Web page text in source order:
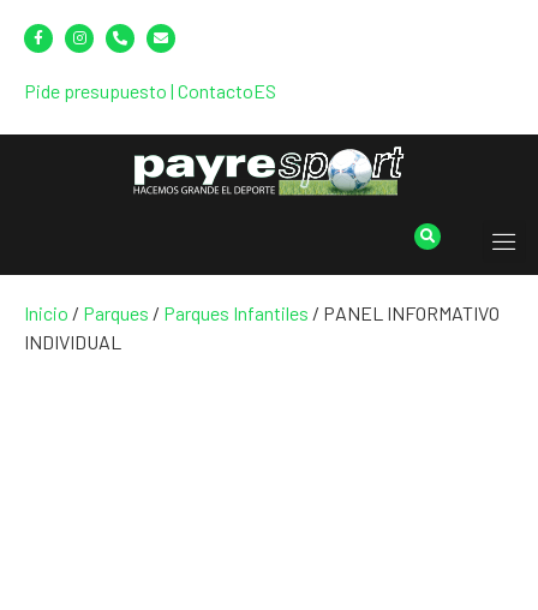
Pide presupuesto | ContactoES
Inicio / Parques / Parques Infantiles / PANEL INFORMATIVO
INDIVIDUAL